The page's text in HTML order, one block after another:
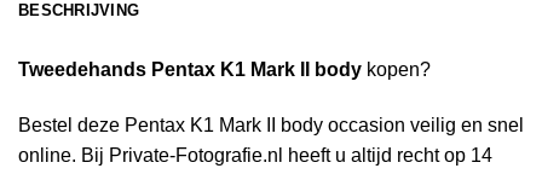
BESCHRIJVING
Tweedehands Pentax K1 Mark II body kopen?
Bestel deze Pentax K1 Mark II body occasion veilig en snel
online. Bij Private-Fotografie.nl heeft u altijd recht op 14